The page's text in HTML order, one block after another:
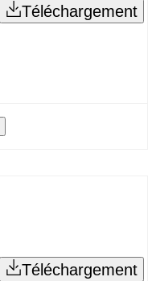
Téléchargement
Téléchargement